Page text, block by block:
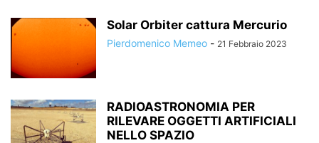
Solar Orbiter cattura Mercurio
Pierdomenico Memeo - 21 Febbraio 2023
RADIOASTRONOMIA PER
RILEVARE OGGETTI ARTIFICIALI
NELLO SPAZIO